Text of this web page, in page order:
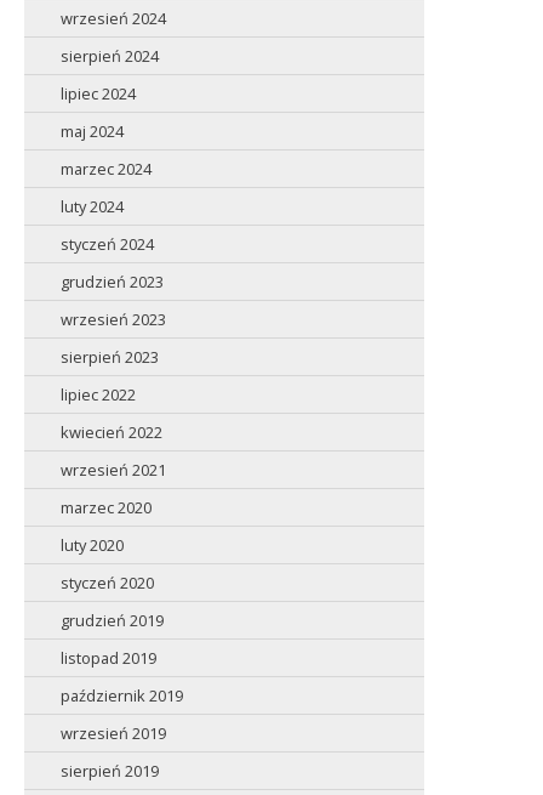
wrzesień 2024
sierpień 2024
lipiec 2024
maj 2024
marzec 2024
luty 2024
styczeń 2024
grudzień 2023
wrzesień 2023
sierpień 2023
lipiec 2022
kwiecień 2022
wrzesień 2021
marzec 2020
luty 2020
styczeń 2020
grudzień 2019
listopad 2019
październik 2019
wrzesień 2019
sierpień 2019